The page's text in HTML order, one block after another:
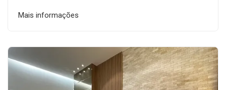
Mais informações